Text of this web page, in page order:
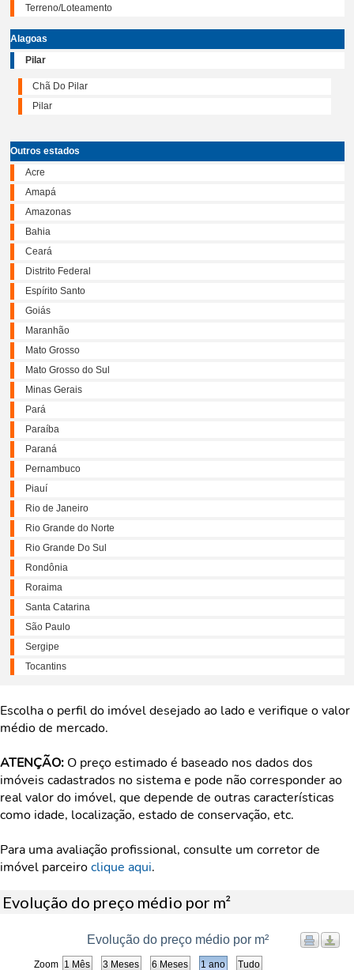
Terreno/Loteamento
Alagoas
Pilar
Chã Do Pilar
Pilar
Outros estados
Acre
Amapá
Amazonas
Bahia
Ceará
Distrito Federal
Espírito Santo
Goiás
Maranhão
Mato Grosso
Mato Grosso do Sul
Minas Gerais
Pará
Paraíba
Paraná
Pernambuco
Piauí
Rio de Janeiro
Rio Grande do Norte
Rio Grande Do Sul
Rondônia
Roraima
Santa Catarina
São Paulo
Sergipe
Tocantins
Escolha o perfil do imóvel desejado ao lado e verifique o valor
médio de mercado.
ATENÇÃO: O preço estimado é baseado nos dados dos
imóveis cadastrados no sistema e pode não corresponder ao
real valor do imóvel, que depende de outras características
como idade, localização, estado de conservação, etc.
Para uma avaliação profissional, consulte um corretor de
imóvel parceiroclique aqui.
Evolução do preço médio por m²
Zoom
Evolução do preço médio por m²
1 Mês 3 Meses 6 Meses 1 ano Tudo